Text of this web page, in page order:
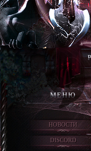
МЕНЮ
НОВОСТИ
DISCORD